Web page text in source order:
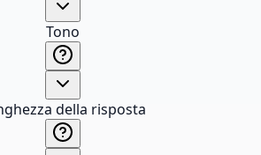
Tono
della risposta